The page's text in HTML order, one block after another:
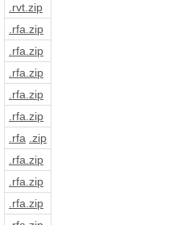
.rvt .zip
.rfa .zip
.rfa .zip
.rfa .zip
.rfa .zip
.rfa .zip
.rfa .zip
.rfa .zip
.rfa .zip
.rfa .zip